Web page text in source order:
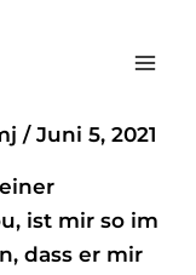
Angelou
/Juni 5, 2021
ist mir so im
dass er mir